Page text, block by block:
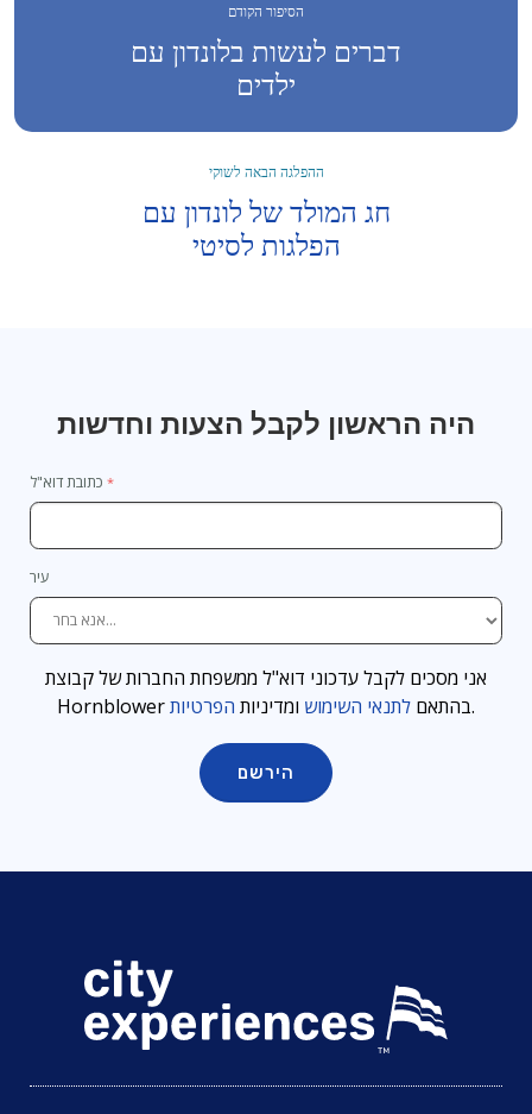
הסיפור הקודם
דברים לעשות בלונדון עם
ילדים
ההפלגה הבאה לשוקי
חג המולד של לונדון עם
הפלגות לסיטי
היה הראשון לקבל הצעות וחדשות
כתובת דוא"ל
אני מסכים לקבל עדכוני דוא"ל ממשפחת החברות של קבוצת
Hornblower בהתאם לתנאי השימוש ומדיניות הפרטיות .